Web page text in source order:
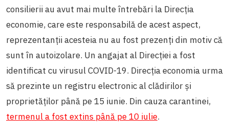
consilierii au avut mai multe întrebări la Direcția
economie, care este responsabilă de acest aspect,
reprezentanții acesteia nu au fost prezenți din motiv că
sunt în autoizolare. Un angajat al Direcției a fost
identificat cu virusul COVID-19. Direcția economia urma
să prezinte un registru electronic al clădirilor și
proprietăților până pe 15 iunie. Din cauza carantinei,
termenul a fost extins până pe 10 iulie.